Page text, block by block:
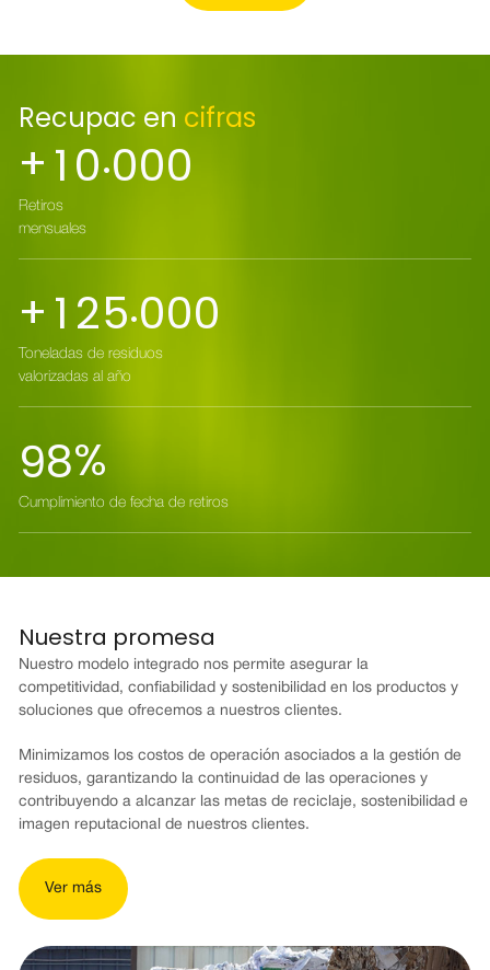
Recupac en cifras
+10.000
Retiros
mensuales
+1 25.000
Toneladas de residuos
valorizadas al año
98%
Cumplimiento de fecha de retiros
Nuestra promesa
Nuestro modelo integrado nos permite asegurar la
competitividad, confiabilidad y sostenibilidad en los productos y
soluciones que ofrecemos a nuestros clientes.
Minimizamos los costos de operación asociados a la gestión de
residuos, garantizando la continuidad de las operaciones y
contribuyendo a alcanzar las metas de reciclaje, sostenibilidad e
imagen reputacional de nuestros clientes.
Ver más